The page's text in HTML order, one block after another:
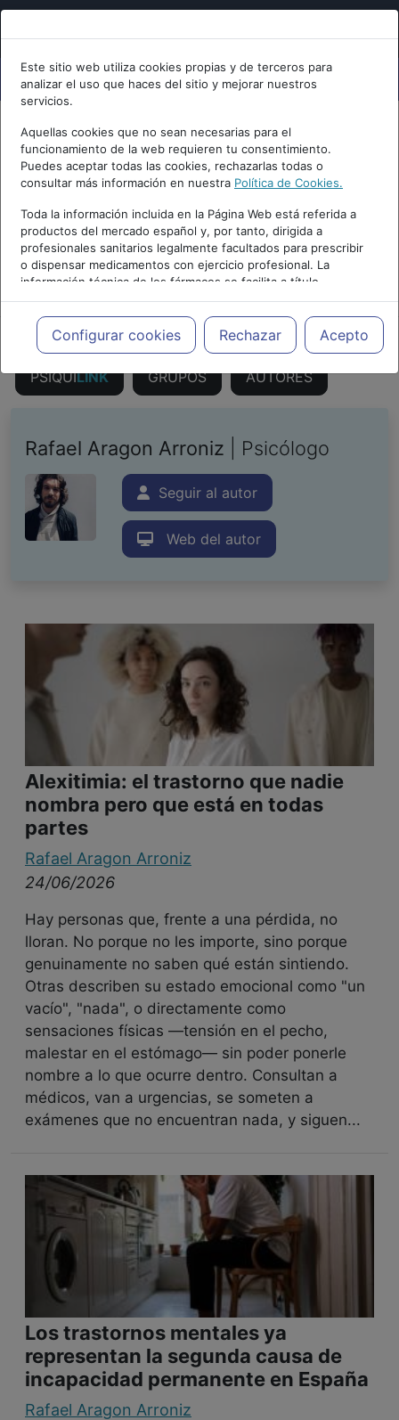
Este sitio web utiliza cookies propias y de terceros para
analizar el uso que haces del sitio y mejorar nuestros
servicios.
Aquellas cookies que no sean necesarias para el
funcionamiento de la web requieren tu consentimiento.
Puedes aceptar todas las cookies, rechazarlas todas o
consultar más información en nuestra Política de Cookies.
Toda la información incluida en la Página Web está referida a
productos del mercado español y, por tanto, dirigida a
profesionales sanitarios legalmente facultados para prescribir
o dispensar medicamentos con ejercicio profesional. La
información técnica de los fármacos se facilita a título
meramente informativo, siendo responsabilidad de los
profesionales facultados prescribir medicamentos y decidir, en
cada caso concreto, el tratamiento más adecuado a las
necesidades del paciente.
Configurar cookies Rechazar Acepto
PUBLICIDAD
PSIQUILINK GRUPOS AUTORES
Rafael Aragon Arroniz | Psicólogo
Seguir al autor
Web del autor
Alexitimia: el trastorno que nadie
nombra pero que está en todas
partes
Rafael Aragon Arroniz
24/06/2026
Hay personas que, frente a una pérdida, no
lloran. No porque no les importe, sino porque
genuinamente no saben qué están sintiendo.
Otras describen su estado emocional como "un
vacío", "nada", o directamente como
sensaciones físicas —tensión en el pecho,
malestar en el estómago— sin poder ponerle
nombre a lo que ocurre dentro. Consultan a
médicos, van a urgencias, se someten a
exámenes que no encuentran nada, y siguen...
Los trastornos mentales ya
representan la segunda causa de
incapacidad permanente en España
Rafael Aragon Arroniz